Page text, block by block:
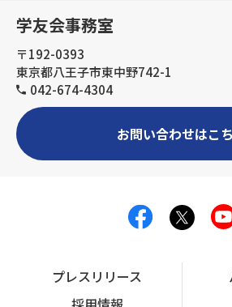
学友会事務室
〒192-0393
東京都八王子市東中野742-1
042-674-4304
お問い合わせはこ
プレスリリース